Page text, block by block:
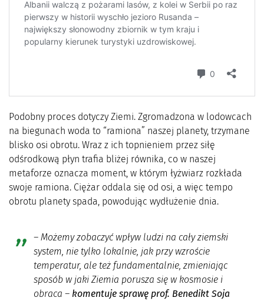
Podobny proces dotyczy Ziemi. Zgromadzona w lodowcach
na biegunach woda to “ramiona” naszej planety, trzymane
blisko osi obrotu. Wraz z ich topnieniem przez siłę
odśrodkową płyn trafia bliżej równika, co w naszej
metaforze oznacza moment, w którym łyżwiarz rozkłada
swoje ramiona. Ciężar oddala się od osi, a więc tempo
obrotu planety spada, powodując wydłużenie dnia.
– Możemy zobaczyć wpływ ludzi na cały ziemski
system, nie tylko lokalnie, jak przy wzroście
temperatur, ale też fundamentalnie, zmieniając
sposób w jaki Ziemia porusza się w kosmosie i
obraca – komentuje sprawę prof. Benedikt Soja